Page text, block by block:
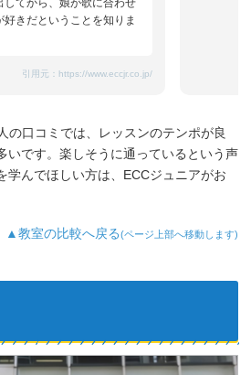
してから、娘が歌に合わせ
好きだということを知りま
引用元： https://www.eccjr.co.jp/
の口コミでは、レッスンのテンポが良
いです。楽しそうに通っているという声
学んでほしい方は、ECCジュニアがお
▲教室の比較へ戻る(ページ上部へ移動します)